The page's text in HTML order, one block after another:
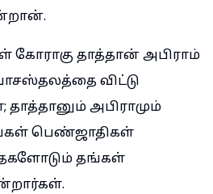
கோராகு தாத்தான் அபிராம்
விட்டு
அபிராமும்
பெண்ஜாதிகள்
தங்கள்